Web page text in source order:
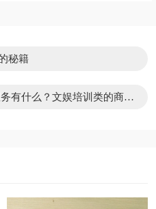
秘籍
有什么？文娱培训类的商品